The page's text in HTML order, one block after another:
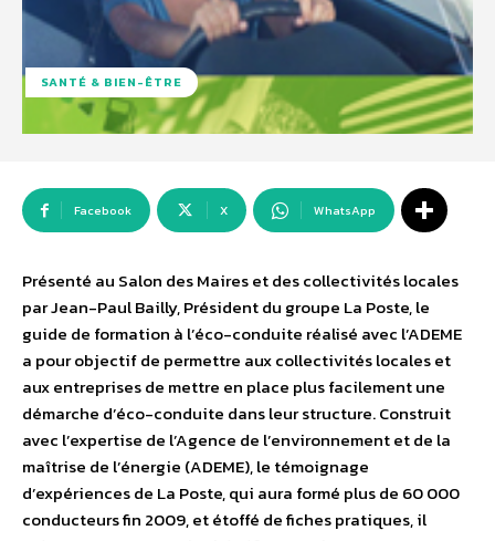
SANTÉ & BIEN-ÊTRE
Facebook X WhatsApp
Présenté au Salon des Maires et des collectivités locales
par Jean-Paul Bailly, Président du groupe La Poste, le
guide de formation à l’éco-conduite réalisé avec l’ADEME
a pour objectif de permettre aux collectivités locales et
aux entreprises de mettre en place plus facilement une
démarche d’éco-conduite dans leur structure. Construit
avec l’expertise de l’Agence de l’environnement et de la
maîtrise de l’énergie (ADEME), le témoignage
d’expériences de La Poste, qui aura formé plus de 60 000
conducteurs fin 2009, et étoffé de fiches pratiques, il